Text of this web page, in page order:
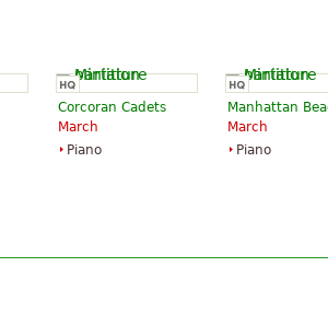
Corcoran Cadets
March
Piano
Manhattan
March
Piano